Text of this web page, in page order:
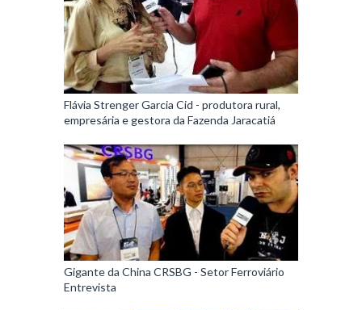
Flávia Strenger Garcia Cid - produtora rural,
empresária e gestora da Fazenda Jaracatiá
Gigante da China CRSBG - Setor Ferroviário
Entrevista